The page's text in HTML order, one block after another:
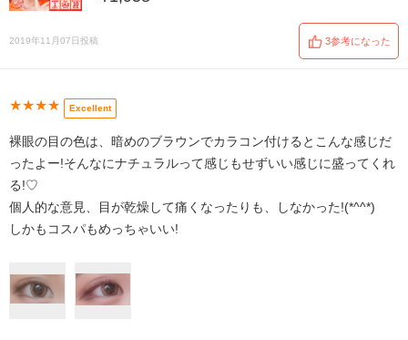
2019年11月07日投稿 3参考になった
★★★★ Excellent
裸眼の目の色は、暗めのブラウンでカラコン付けるとこんな感じだ
ったよー!そんなにナチュラルって感じもせずいい感じに盛ってくれ
る!♡
個人的な意見、目が乾燥して痛くなったりも、しなかった!(*^^*)
しかもコスパもめっちゃいい!